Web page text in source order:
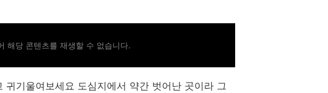
해당 콘텐츠를 재생할 수 없습니다.
기울여보세요 도심지에서 약간 벗어난 곳이라 그